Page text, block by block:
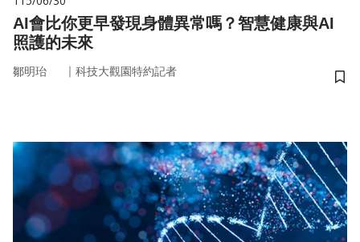
AI會比你更早發現身體異常嗎？智慧健康與AI
照護的未來
鄒明珆 ｜ 科技大觀園特約記者
儲